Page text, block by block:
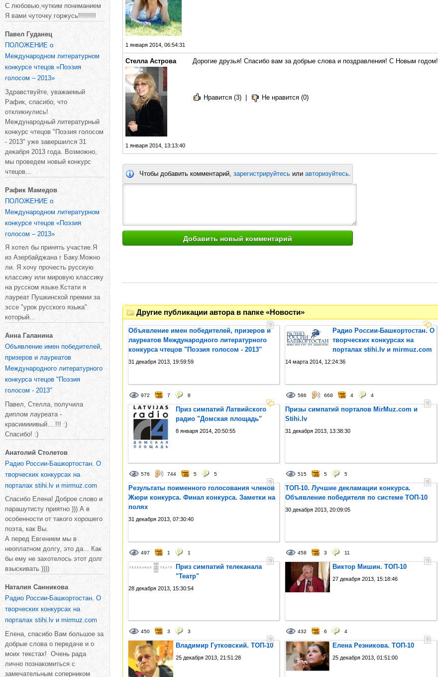
С любовью,чутким пониманием
Я вами чуточку горжусь!!!!!!!!!
Павел Гуданец
ПОЛОЖЕНИЕ о
Международном литературном
конкурсе чтецов «Поэзия
голосом – 2013»
Здравствуйте, уважаемый
Рафик, спасибо, что
откликнулись!
Международный литературный
конкурс чтецов "Поэзия голосом
- 2013" уже завершился 31
декабря 2013 года. Возможно,
мы проведем новый конкурс
чтецов...
Рафик Мамедов
ПОЛОЖЕНИЕ о
Международном литературном
конкурсе чтецов «Поэзия
голосом – 2013»
Я хотел бы принять участие.Я
из Азербайджана г Баку.Можно
ли. Я хочу прочесть русскую
классику или мировую классику
на русском языке.Кстати я
лауреат Пушкинской премии за
эссе "урок русского языка"
который...
Анна Галанина
Объявление имен победителей,
призеров и лауреатов
Международного литературного
конкурса чтецов "Поэзия
голосом - 2013"
Павел, Стелла, получила
диплом лауреата -
красииииивый....!!! :)
Спасибо! :)
Анатолий Столетов
Радио России-Башкортостан. О
творческих конкурсах на
порталах stihi.lv и mirmuz.com
Спасибо Елена! Доброе слово и
парашутисту приятно ))) А в
особенности от такого хорошего
поэта, как Вы.
А перед Евгением мы в
неоплатном долгу, это да... Как
бы ему не захотелось этот долг
взыскивать ))))
Наталия Санникова
Радио России-Башкортостан. О
творческих конкурсах на
порталах stihi.lv и mirmuz.com
Елена, спасибо Вам большое за
добрые слова о передаче и о
моих текстах! Очень рада
лично познакомиться с
замечательным соперником
1 января 2014, 06:54:31
Стелла Астрова
1 января 2014, 13:13:40
Дорогие друзья! Спасибо вам за добрые слова и поздравления! С Новым годом!
Нравится (3) | Не нравится (0)
Чтобы добавить комментарий, зарегистрируйтесь или авторизуйтесь
Другие публикации автора в папке «Новости»
Объявление имен победителей, призеров и
лауреатов Международного литературного
конкурса чтецов "Поэзия голосом - 2013"
31 декабря 2013, 19:59:59
972 7 8
Радио России-Башкортостан. О
творческих конкурсах на
порталах stihi.lv и mirmuz.com
14 марта 2014, 12:24:36
586 668 4 4
Приз симпатий Латвийского
радио "Домская площадь"
8 января 2014, 20:50:55
576 744 5 5
Призы симпатий порталов MirMuz.com и
Stihi.lv
31 декабря 2013, 13:38:30
515 5 5
Результаты поименного голосования членов
Жюри конкурса. Финал конкурса. Заметки на
полях
31 декабря 2013, 07:30:40
497 1 1
ТОП-10. Лучшие декламации конкурса.
Объявление победителя по системе ТОП-10
30 декабря 2013, 20:09:05
458 3 11
Приз симпатий телеканала
"Театр"
28 декабря 2013, 15:30:54
450 3 3
Виктор Мишин. ТОП-10
27 декабря 2013, 15:18:46
432 6 4
Владимир Гутковский. ТОП-10
25 декабря 2013, 21:51:28
Елена Резникова. ТОП-10
25 декабря 2013, 01:51:00